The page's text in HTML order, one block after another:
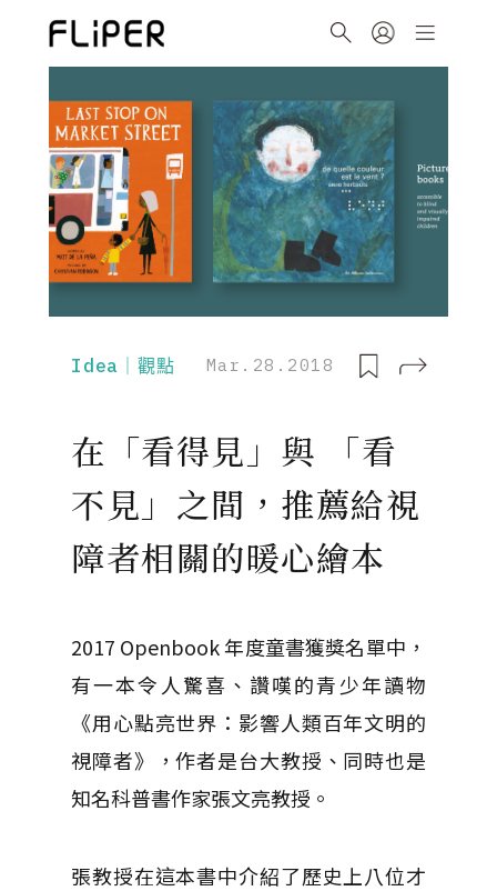
Idea｜觀點 Mar.28.2018
在「看得見」與 「看
不見」之間，推薦給視
障者相關的暖心繪本
2017 Openbook 年度童書獲獎名單中，
有一本令人驚喜、讚嘆的青少年讀物
《用心點亮世界：影響人類百年文明的
視障者》，作者是台大教授、同時也是
知名科普書作家張文亮教授。
張教授在這本書中介紹了歷史上八位才